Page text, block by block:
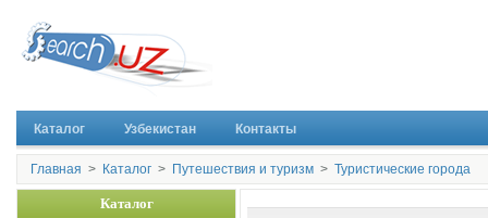
Каталог Узбекистан Контакты
Главная > Каталог > Путешествия и туризм > Туристические города
Каталог